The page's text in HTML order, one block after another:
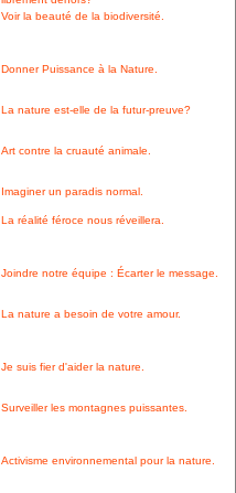
Voir la beauté de la biodiversité.
Donner Puissance à la Nature.
La nature est-elle de la futur-preuve?
Art contre la cruauté animale.
Imaginer un paradis normal.
La réalité féroce nous réveillera.
Joindre notre équipe : Écarter le message.
La nature a besoin de votre amour.
Je suis fier d'aider la nature.
Surveiller les montagnes puissantes.
Activisme environnemental pour la nature.